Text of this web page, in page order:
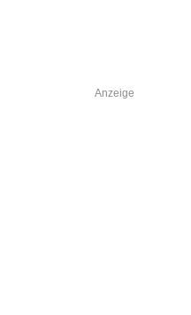
Anzeige